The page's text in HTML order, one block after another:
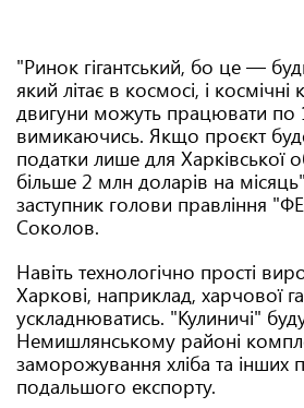
"Ринок гігантський, бо це —
який літає в космосі, і космічні
двигуни можуть працювати по
вимикаючись. Якщо проєкт
податки лише для Харківської
більше 2 млн доларів на
заступник голови правління
Соколов.
Навіть технологічно прості
Харкові, наприклад, харчової
ускладнюватись. "Кулиничі"
Немишлянському районі
заморожування хліба та інших
подальшого експорту.